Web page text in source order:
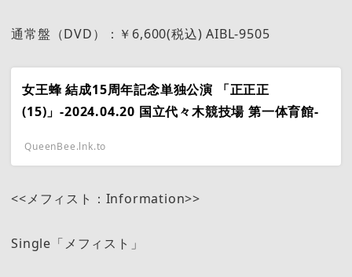
通常盤（DVD）：￥6,600(税込) AIBL-9505
女王蜂 結成15周年記念単独公演 「正正正
(15)」-2024.04.20 国立代々木競技場 第一体育館-
QueenBee.lnk.to
<<メフィスト：Information>>
Single「メフィスト」